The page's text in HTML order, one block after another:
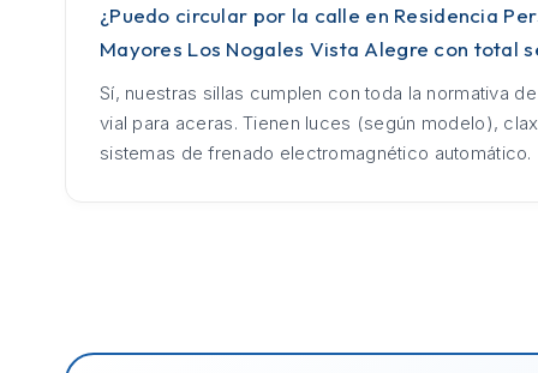
¿Puedo circular por la calle en Residencia
Mayores Los Nogales Vista Alegre con total
Sí, nuestras sillas cumplen con toda la normativa
vial para aceras. Tienen luces (según modelo),
sistemas de frenado electromagnético automático.